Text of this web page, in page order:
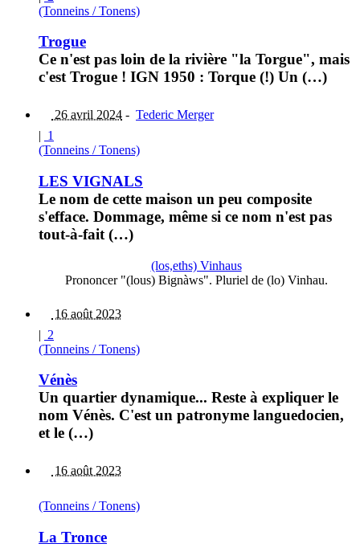
(Tonneins / Tonens)
Trogue
Ce n'est pas loin de la rivière "la Torgue", mais
c'est Trogue ! IGN 1950 : Torque (!) Un (…)
26 avril 2024 - Tederic Merger
| 1
(Tonneins / Tonens)
LES VIGNALS
Le nom de cette maison un peu composite
s'efface. Dommage, même si ce nom n'est pas
tout-à-fait (…)
(los,eths) Vinhaus
Prononcer "(lous) Bignàws". Pluriel de (lo) Vinhau.
16 août 2023
| 2
(Tonneins / Tonens)
Vénès
Un quartier dynamique... Reste à expliquer le
nom Vénès. C'est un patronyme languedocien,
et le (…)
16 août 2023
(Tonneins / Tonens)
La Tronce